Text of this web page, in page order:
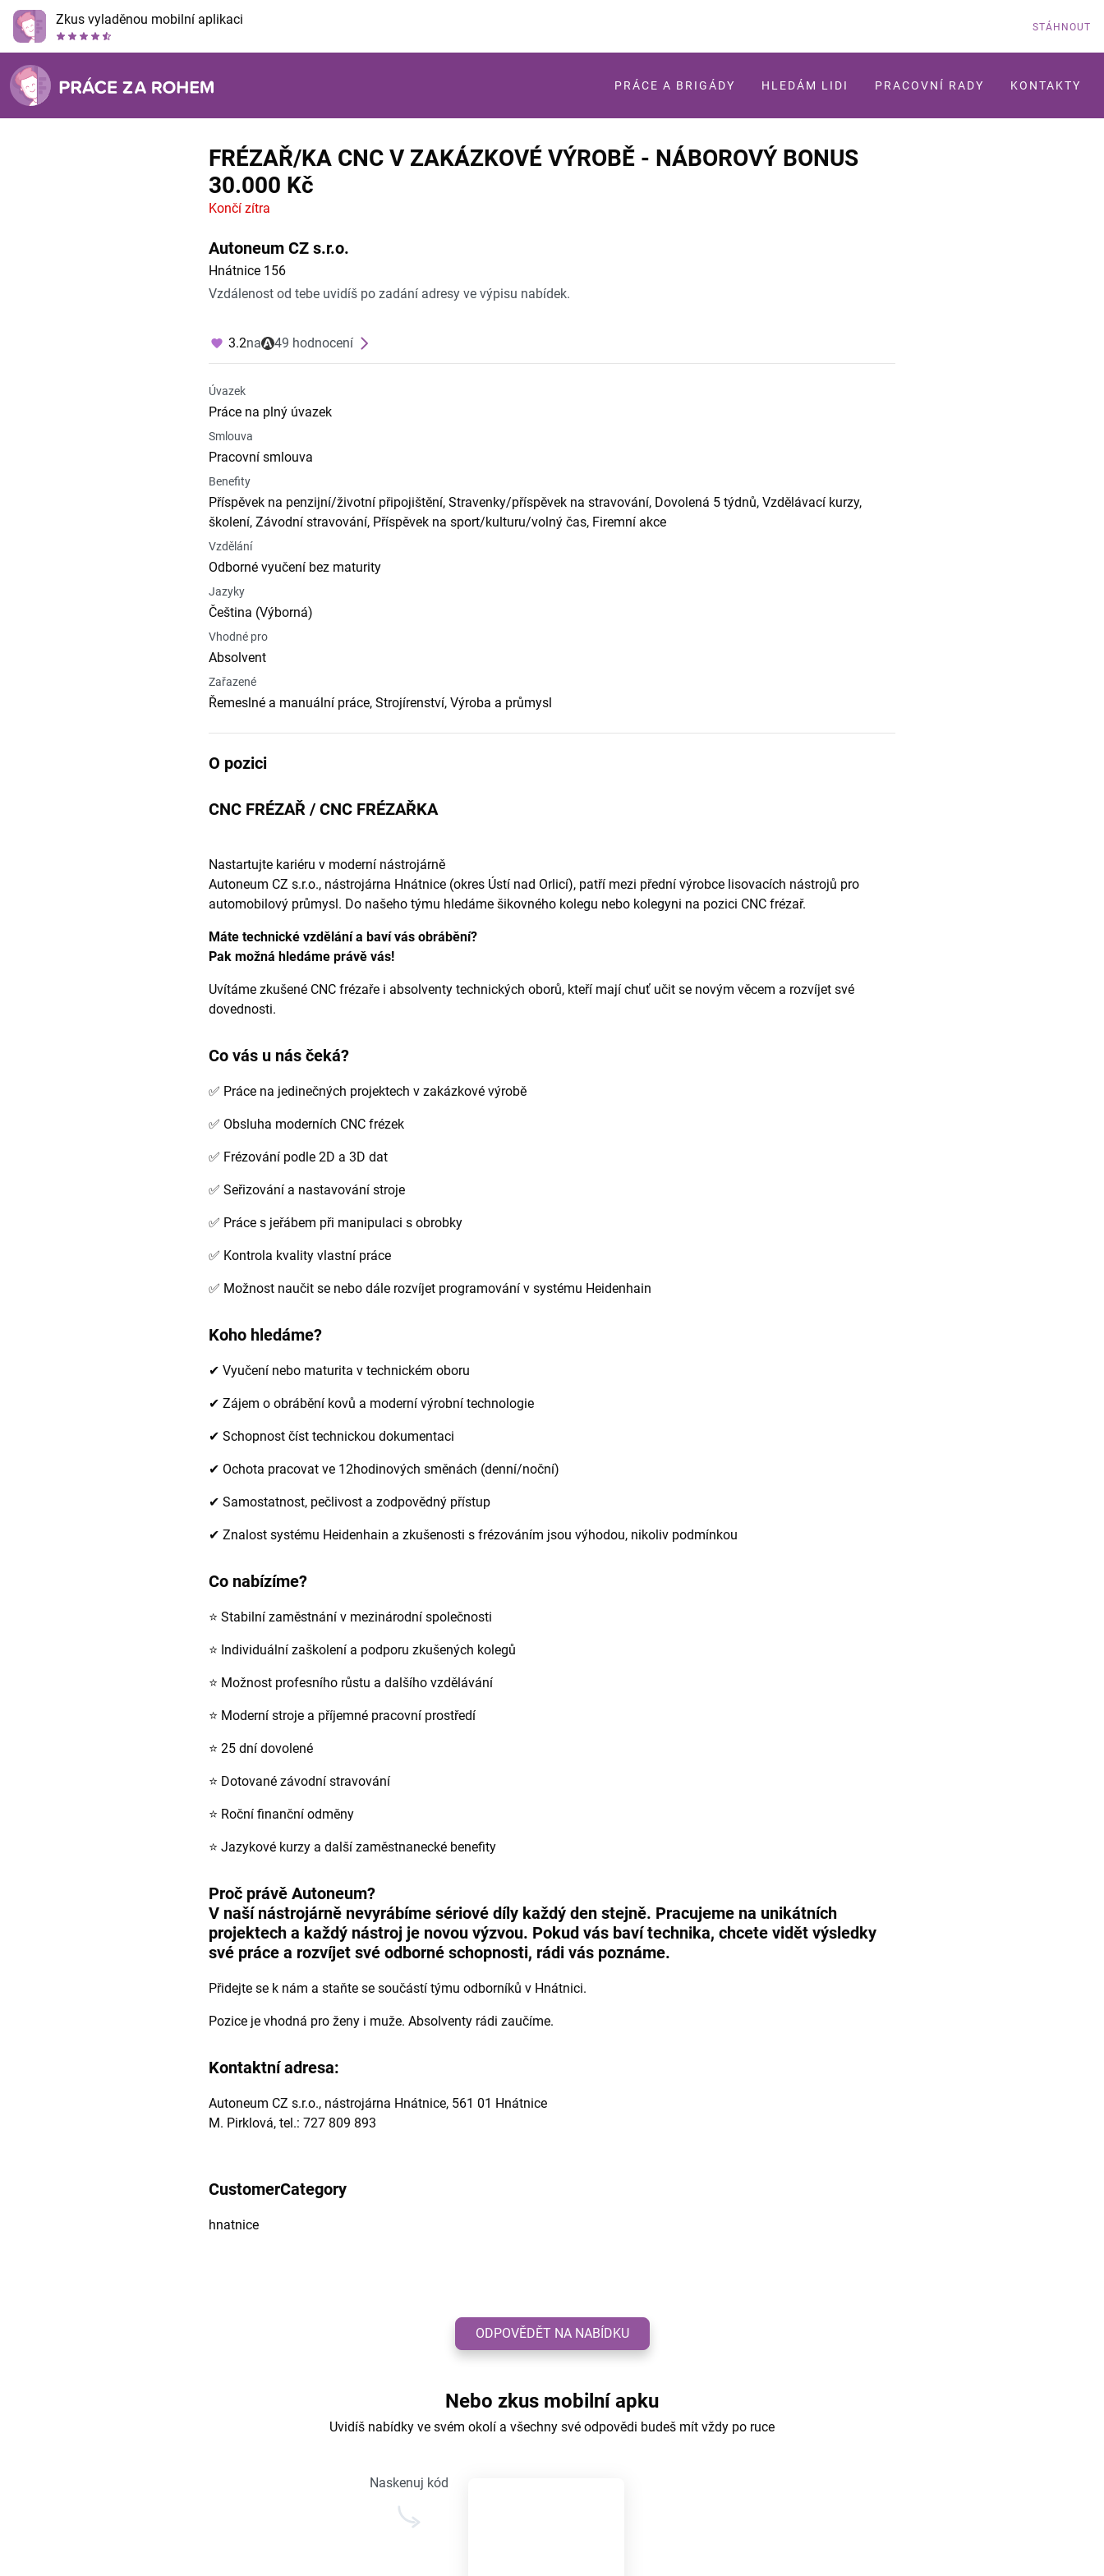
Zkus vyladěnou mobilní aplikaci STÁHNOUT
PRÁCE A BRIGÁDY HLEDÁM LIDI PRACOVNÍ RADY KONTAKTY
FRÉZAŘ/KA CNC V ZAKÁZKOVÉ VÝROBĚ - NÁBOROVÝ BONUS
30.000 Kč
Končí zítra
Autoneum CZ s.r.o.
Hnátnice 156
Vzdálenost od tebe uvidíš po zadání adresy ve výpisu nabídek.
3.2na 49 hodnocení
Úvazek
Práce na plný úvazek
Smlouva
Pracovní smlouva
Benefity
Příspěvek na penzijní/životní připojištění, Stravenky/příspěvek na stravování, Dovolená 5 týdnů, Vzdělávací kurzy,
školení, Závodní stravování, Příspěvek na sport/kulturu/volný čas, Firemní akce
Vzdělání
Odborné vyučení bez maturity
Jazyky
Čeština (Výborná)
Vhodné pro
Absolvent
Zařazené
Řemeslné a manuální práce, Strojírenství, Výroba a průmysl
O pozici
CNC FRÉZAŘ / CNC FRÉZAŘKA
Nastartujte kariéru v moderní nástrojárně
Autoneum CZ s.r.o., nástrojárna Hnátnice (okres Ústí nad Orlicí), patří mezi přední výrobce lisovacích nástrojů pro
automobilový průmysl. Do našeho týmu hledáme šikovného kolegu nebo kolegyni na pozici CNC frézař.
Máte technické vzdělání a baví vás obrábění?
Pak možná hledáme právě vás!
Uvítáme zkušené CNC frézaře i absolventy technických oborů, kteří mají chuť učit se novým věcem a rozvíjet své
dovednosti.
Co vás u nás čeká?
✅ Práce na jedinečných projektech v zakázkové výrobě
✅ Obsluha moderních CNC frézek
✅ Frézování podle 2D a 3D dat
✅ Seřizování a nastavování stroje
✅ Práce s jeřábem při manipulaci s obrobky
✅ Kontrola kvality vlastní práce
✅ Možnost naučit se nebo dále rozvíjet programování v systému Heidenhain
Koho hledáme?
✔ Vyučení nebo maturita v technickém oboru
✔ Zájem o obrábění kovů a moderní výrobní technologie
✔ Schopnost číst technickou dokumentaci
✔ Ochota pracovat ve 12hodinových směnách (denní/noční)
✔ Samostatnost, pečlivost a zodpovědný přístup
✔ Znalost systému Heidenhain a zkušenosti s frézováním jsou výhodou, nikoliv podmínkou
Co nabízíme?
⭐ Stabilní zaměstnání v mezinárodní společnosti
⭐ Individuální zaškolení a podporu zkušených kolegů
⭐ Možnost profesního růstu a dalšího vzdělávání
⭐ Moderní stroje a příjemné pracovní prostředí
⭐ 25 dní dovolené
⭐ Dotované závodní stravování
⭐ Roční finanční odměny
⭐ Jazykové kurzy a další zaměstnanecké benefity
Proč právě Autoneum?
V naší nástrojárně nevyrábíme sériové díly každý den stejně. Pracujeme na unikátních
projektech a každý nástroj je novou výzvou. Pokud vás baví technika, chcete vidět výsledky
své práce a rozvíjet své odborné schopnosti, rádi vás poznáme.
Přidejte se k nám a staňte se součástí týmu odborníků v Hnátnici.
Pozice je vhodná pro ženy i muže. Absolventy rádi zaučíme.
Kontaktní adresa:
Autoneum CZ s.r.o., nástrojárna Hnátnice, 561 01 Hnátnice
M. Pirklová, tel.: 727 809 893
CustomerCategory
hnatnice
ODPOVĚDĚT NA NABÍDKU
Nebo zkus mobilní apku
Uvidíš nabídky ve svém okolí a všechny své odpovědi budeš mít vždy po ruce
Naskenuj kód